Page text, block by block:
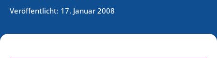
Veröffentlicht: 17. Januar 2008